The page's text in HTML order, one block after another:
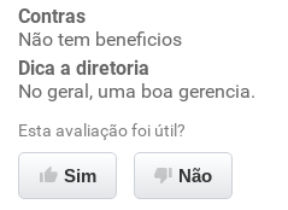
Recomenda esta empresa
Recomenda a diretoria
Contras
Não tem beneficios
Dica a diretoria
No geral, uma boa gerencia.
Esta avaliação foi útil?
Sim Não